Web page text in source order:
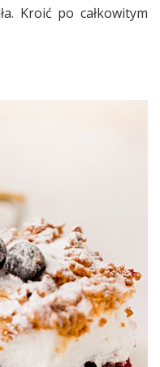
Kroić po całkowitym